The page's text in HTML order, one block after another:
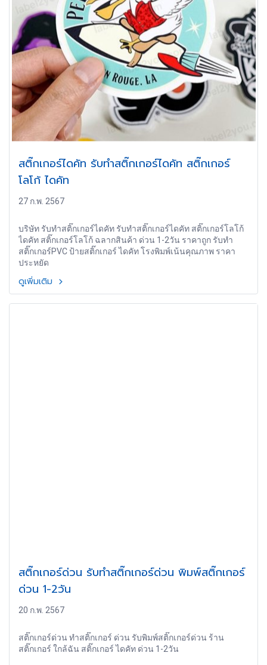
สติ๊กเกอร์ไดคัท รับทำสติ๊กเกอร์ไดคัท สติ๊กเกอร์
โลโก้ ไดคัท
27 ก.พ. 2567
บริษัท รับทำสติ๊กเกอร์ไดคัท รับทำสติ๊กเกอร์ไดคัท สติ๊กเกอร์โลโก้
ไดคัท สติ๊กเกอร์โลโก้ ฉลากสินค้า ด่วน 1-2วัน ราคาถูก รับทำ
สติ๊กเกอร์PVC ป้ายสติ๊กเกอร์ ไดคัท โรงพิมพ์เน้นคุณภาพ ราคา
ประหยัด
ดูเพิ่มเติม
สติ๊กเกอร์ด่วน รับทำสติ๊กเกอร์ด่วน พิมพ์สติ๊กเกอร์
ด่วน 1-2วัน
20 ก.พ. 2567
สติ๊กเกอร์ด่วน ทำสติ๊กเกอร์ ด่วน รับพิมพ์สติ๊กเกอร์ด่วน ร้าน
สติ๊กเกอร์ ใกล้ฉัน สติ๊กเกอร์ ไดคัท ด่วน 1-2วัน